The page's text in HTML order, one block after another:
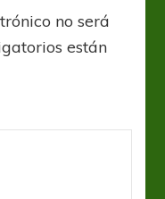
no será
están